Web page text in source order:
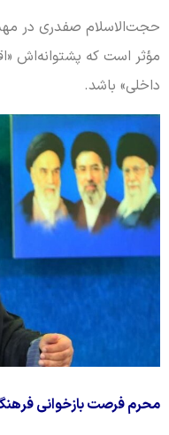
حجت‌الاسلام صفدری در
مؤثر است که پشتوانه‌اش
داخلی» باشد.
محرم فرصت بازخوانی